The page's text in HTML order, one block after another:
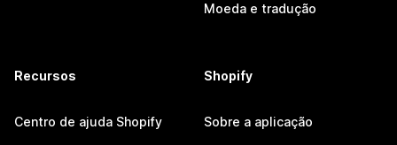
Moeda e tradução
Recursos
Centro de ajuda Shopify
Shopify
Sobre a aplicação